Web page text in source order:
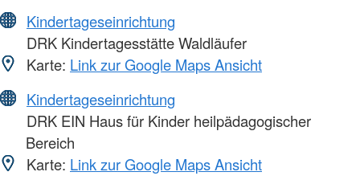
Kindertageseinrichtung
DRK Kindertagesstätte Waldläufer
Karte: Link zur Google Maps Ansicht
Kindertageseinrichtung
DRK EIN Haus für Kinder heilpädagogischer
Bereich
Karte: Link zur Google Maps Ansicht